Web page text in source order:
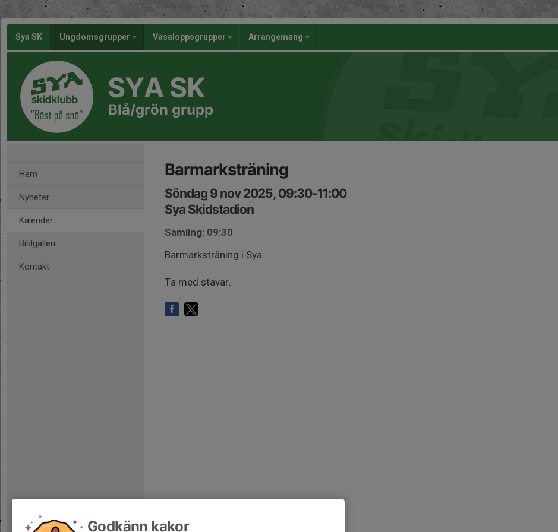
Sya SK Ungdomsgrupper Vasaloppsgrupper Arrangemang
SYA SK
Blå/grön grupp
Hem
Nyheter
Kalender
Bildgalleri
Kontakt
Barmarksträning
Söndag 9 nov 2025, 09:30-11:00
Sya Skidstadion
Samling: 09:30
Barmarksträning i Sya.
Ta med stavar.
Godkänn kakor